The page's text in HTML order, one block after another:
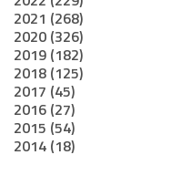
2021 (268)
2020 (326)
2019 (182)
2018 (125)
2017 (45)
2016 (27)
2015 (54)
2014 (18)